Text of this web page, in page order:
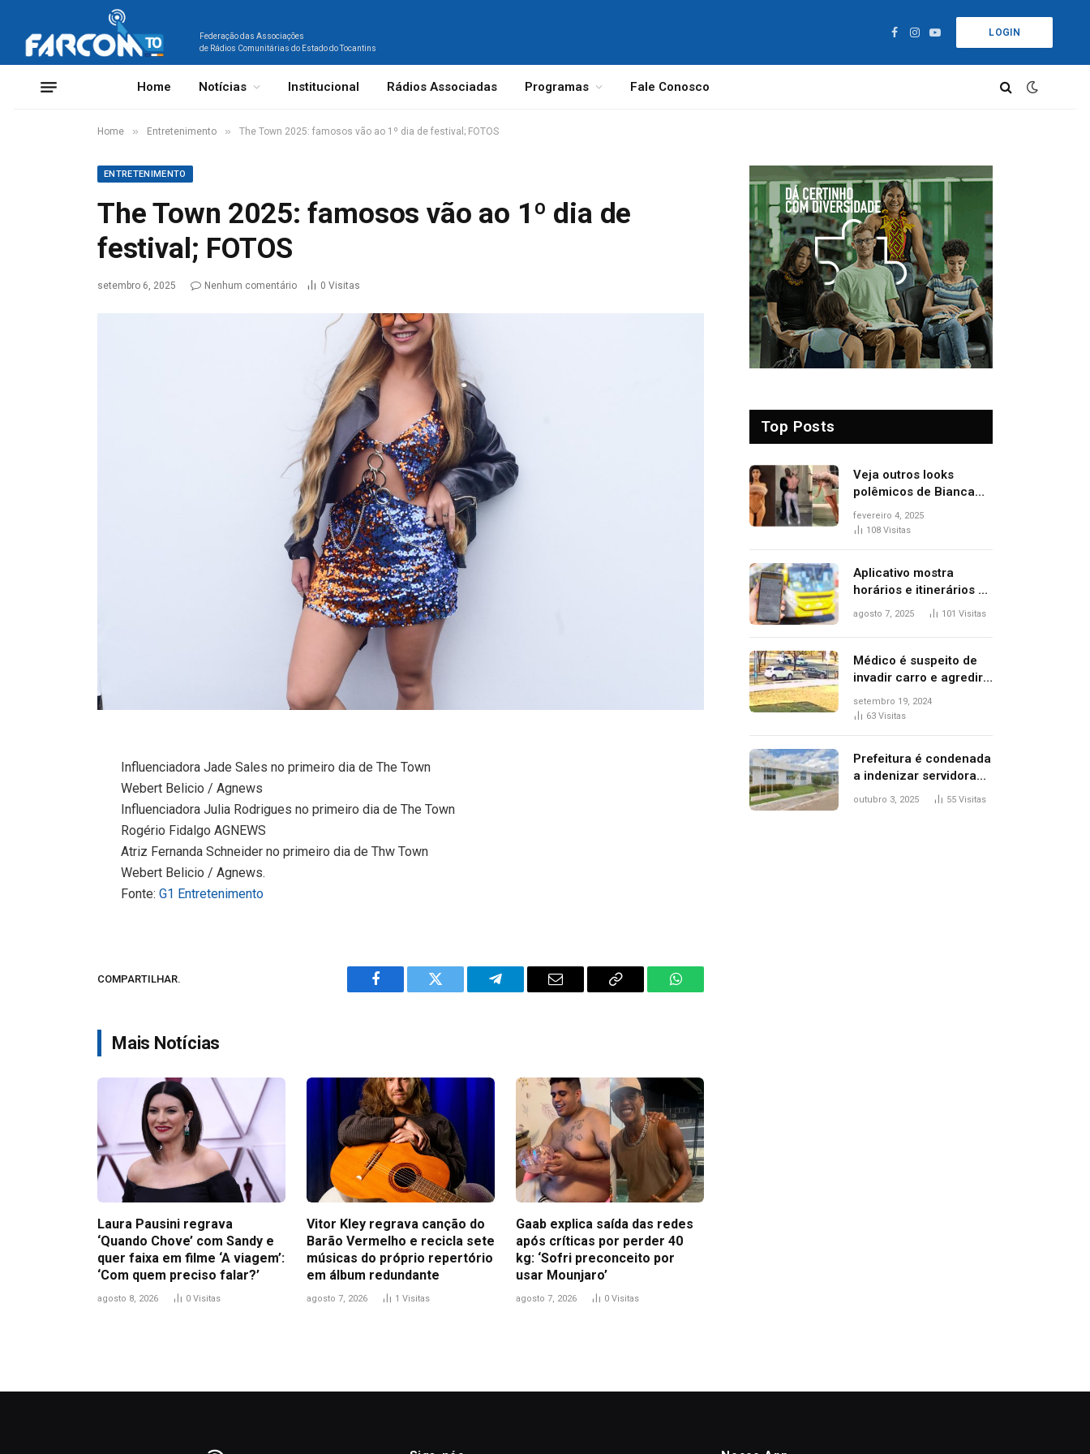
Federação das Associações
de Rádios Comunitárias do Estado do Tocantins
Facebook
Instagram
YouTube
LOGIN
Home Notícias Institucional Rádios Associadas Programas Fale Conosco
Home » Entretenimento » The Town 2025: famosos vão ao 1º dia de festival; FOTOS
ENTRETENIMENTO
The Town 2025: famosos vão ao 1º dia de
festival; FOTOS
setembro 6, 2025 Nenhum comentário 0 Visitas
Influenciadora Jade Sales no primeiro dia de The Town
Webert Belicio / Agnews
Influenciadora Julia Rodrigues no primeiro dia de The Town
Rogério Fidalgo AGNEWS
Atriz Fernanda Schneider no primeiro dia de Thw Town
Webert Belicio / Agnews.
Fonte:G1 Entretenimento
COMPARTILHAR.
Facebook Twitter Telegram Email
Copy
WhatsApp
Mais Notícias
Laura Pausini regrava
‘Quando Chove’ com Sandy e
quer faixa em filme ‘A viagem’:
‘Com quem preciso falar?’
agosto 8, 2026 0 Visitas
Vitor Kley regrava canção do
Barão Vermelho e recicla sete
músicas do próprio repertório
em álbum redundante
agosto 7, 2026 1 Visitas
Gaab explica saída das redes
após críticas por perder 40
kg: ‘Sofri preconceito por
usar Mounjaro’
agosto 7, 2026 0 Visitas
Top Posts
Veja outros looks
polêmicos de Bianca
Censori, esposa de
Kanye West que
fevereiro 4, 2025
108 Visitas
Aplicativo mostra
horários e itinerários de
ônibus a usuários do
agosto 7, 2025 101 Visitas
Médico é suspeito de
invadir carro e agredir
delegado aposentado
durante confusão no
setembro 19, 2024
63 Visitas
Prefeitura é condenada
a indenizar servidora
temporária demitida
outubro 3, 2025 55 Visitas